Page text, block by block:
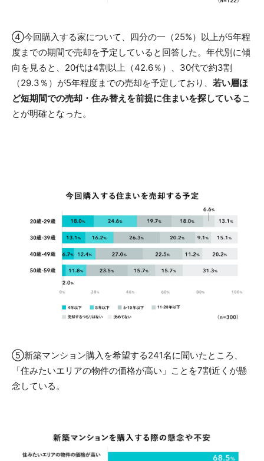
④今回購入する家について、四分の一（25%）以上が5年程
度までの期間で売却を予定していると回答した。年代別に傾
向を見ると、20代は4割以上（42.6％）、30代で約3割
（29.3％）が5年程度までの売却を予定しており、 若い層ほ
ど短期間での売却・住み替えを前提に住まいを探しているこ
とが明確となった。
⑤新築マンション購入を希望する241名に聞いたところ、
「住みたいエリアの物件の価格が高い」ことを7割近くが懸
念している。